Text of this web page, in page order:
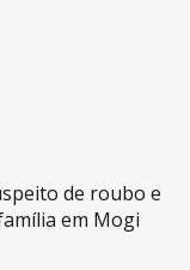
de roubo e
em Mogi